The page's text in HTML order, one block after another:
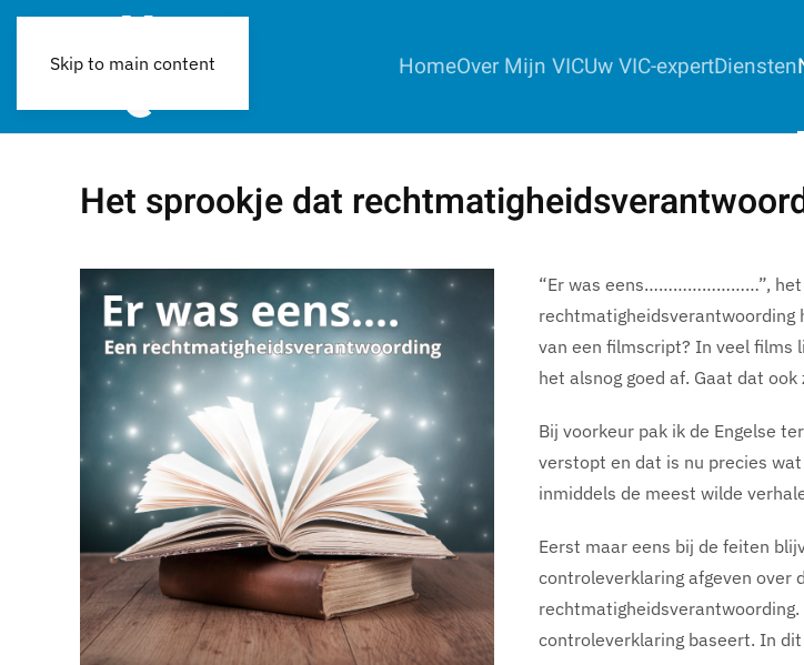
Skip to main content HomeOver Mijn VICUw VIC-expertDiensten
Het sprookje dat
“Er was eens……………………”, het
rechtmatigheidsverantwoording
van een filmscript? In veel films
het alsnog goed af. Gaat dat
Bij voorkeur pak ik de Engelse
verstopt en dat is nu precies
inmiddels de meest wilde
Eerst maar eens bij de feiten
controleverklaring afgeven over
controleverklaring baseert. In